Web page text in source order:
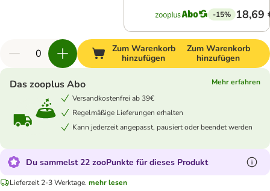
-15% 18,69
Zum Warenkorb
hinzufügen
Zum Warenkorb
hinzufügen
Das zooplus Abo
Mehr erfahren
Versandkostenfrei ab 39€
Regelmäßige Lieferungen erhalten
Kann jederzeit angepasst, pausiert oder beendet werden
Du sammelst 22 zooPunkte für dieses Produkt
Lieferzeit 2-3 Werktage. mehr lesen